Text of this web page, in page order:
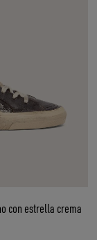
con estrella crema